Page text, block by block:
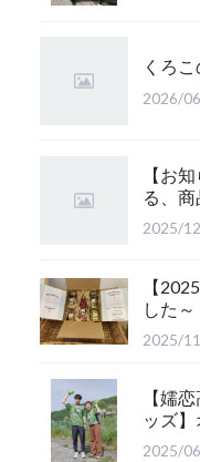
くろ
2026/
【お
る、
2025/
【
した～
2025/
【嬬
ッズ
のお知
2025/